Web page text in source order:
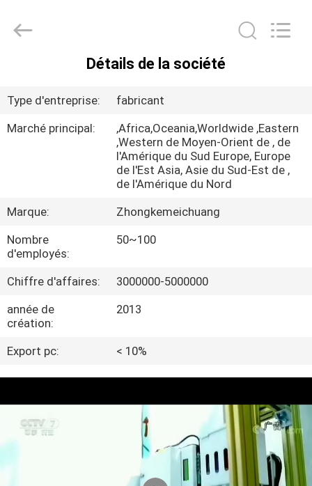
PRODUITS
DE
NOUS
VISITE
D'USINE
CONTRÔLE
CONTACTEZ-
NOUS
And
Technology
Détails de la société
Type d'entreprise:
fabricant
Marché principal:
,Africa,Oceania,Worldwide ,Eastern
,Western de Moyen-Orient de , de
l'Amérique du Sud Europe, Europe
de l'Est Asia, Asie du Sud-Est de ,
de l'Amérique du Nord
Marque:
Zhongkemeichuang
Nombre
d'employés:
50~100
Chiffre d'affaires:
3000000-5000000
année de
création:
2013
Export pc: < 10%